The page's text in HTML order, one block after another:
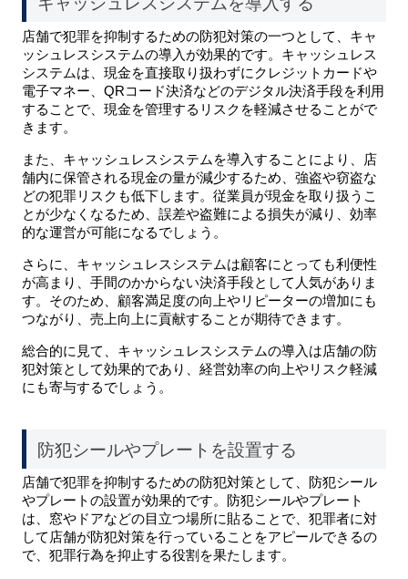
店舗で犯罪を抑制するための防犯対策の一つとして、キャ
ッシュレスシステムの導入が効果的です。キャッシュレス
システムは、現金を直接取り扱わずにクレジットカードや
電子マネー、QRコード決済などのデジタル決済手段を利用
することで、現金を管理するリスクを軽減させることがで
きます。
また、キャッシュレスシステムを導入することにより、店
舗内に保管される現金の量が減少するため、強盗や窃盗な
どの犯罪リスクも低下します。従業員が現金を取り扱うこ
とが少なくなるため、誤差や盗難による損失が減り、効率
的な運営が可能になるでしょう。
さらに、キャッシュレスシステムは顧客にとっても利便性
が高まり、手間のかからない決済手段として人気がありま
す。そのため、顧客満足度の向上やリピーターの増加にも
つながり、売上向上に貢献することが期待できます。
総合的に見て、キャッシュレスシステムの導入は店舗の防
犯対策として効果的であり、経営効率の向上やリスク軽減
にも寄与するでしょう。
防犯シールやプレートを設置する
店舗で犯罪を抑制するための防犯対策として、防犯シール
やプレートの設置が効果的です。防犯シールやプレート
は、窓やドアなどの目立つ場所に貼ることで、犯罪者に対
して店舗が防犯対策を行っていることをアピールできるの
で、犯罪行為を抑止する役割を果たします。